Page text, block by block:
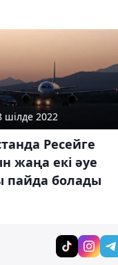
шілде 2022
Ресейге
жаңа екі әуе
пайда болады